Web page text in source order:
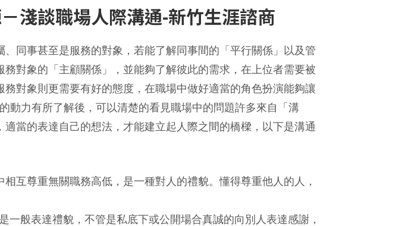
淺談職場人際溝通-新竹生涯諮商
同事甚至是服務的對象，若能了解同事間的「平行關係」以及管
對象的「主顧關係」，並能夠了解彼此的需求，在上位者需要被
對象則更需要有好的態度，在職場中做好適當的角色扮演能夠讓
動力有所了解後，可以清楚的看見職場中的問題許多來自「溝
當的表達自己的想法，才能建立起人際之間的橋樑，以下是溝通
互尊重無關職務高低，是一種對人的禮貌。懂得尊重他人的人，
一般表達禮貌，不管是私底下或公開場合真誠的向別人表達感謝，